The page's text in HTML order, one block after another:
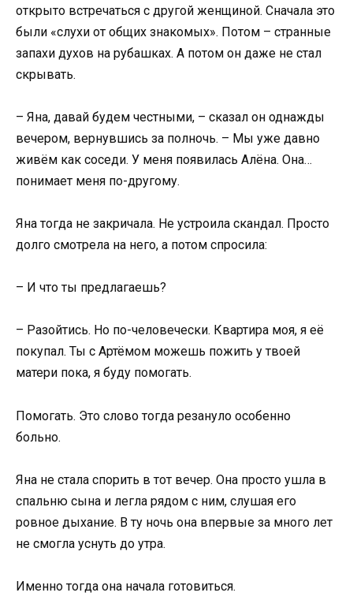
открыто встречаться с другой женщиной. Сначала это
были «слухи от общих знакомых». Потом – странные
запахи духов на рубашках. А потом он даже не стал
скрывать.
– Яна, давай будем честными, – сказал он однажды
вечером, вернувшись за полночь. – Мы уже давно
живём как соседи. У меня появилась Алёна. Она…
понимает меня по-другому.
Яна тогда не закричала. Не устроила скандал. Просто
долго смотрела на него, а потом спросила:
– И что ты предлагаешь?
– Разойтись. Но по-человечески. Квартира моя, я её
покупал. Ты с Артёмом можешь пожить у твоей
матери пока, я буду помогать.
Помогать. Это слово тогда резануло особенно
больно.
Яна не стала спорить в тот вечер. Она просто ушла в
спальню сына и легла рядом с ним, слушая его
ровное дыхание. В ту ночь она впервые за много лет
не смогла уснуть до утра.
Именно тогда она начала готовиться.